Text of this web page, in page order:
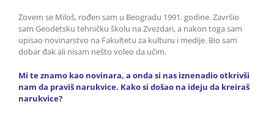
Zovem se Miloš, rođen sam u Beogradu 1991. godine. Završio
sam Geodetsku tehničku školu na Zvezdari, a nakon toga sam
upisao novinarstvo na Fakultetu za kulturu i medije. Bio sam
dobar đak ali nisam nešto voleo da učim.
Mi te znamo kao novinara, a onda si nas iznenadio otkrivši
nam da praviš narukvice. Kako si došao na ideju da kreiraš
narukvice?